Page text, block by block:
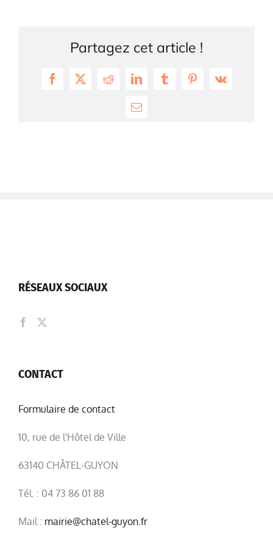
Partagez cet article !
Facebook
X RedditLinkedInTumblrPinterest
Vk
Email
RÉSEAUX SOCIAUX
CONTACT
Formulaire de contact
10, rue de l'Hôtel de Ville
63140 CHÂTEL-GUYON
Tél. : 04 73 86 01 88
Mail : mairie@chatel-guyon.fr